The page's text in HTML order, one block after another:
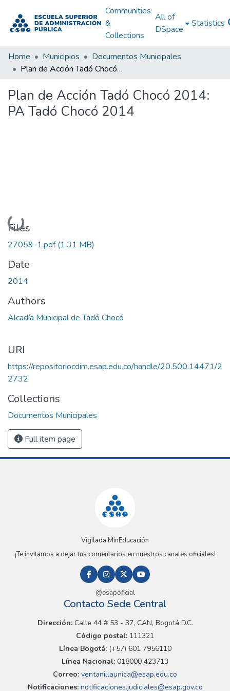
Communities
&
Collections
All of
DSpace
Statistics
Home Municipios
Documentos Municipales
Plan de Acción Tadó Chocó 2014: PA Tadó Chocó 2014
Plan de Acción Tadó Chocó 2014:
PA Tadó Chocó 2014
Loading...
Files
27059-1.pdf(1.31 MB)
Date
2014
Authors
Alcadía Municipal de Tadó Chocó
URI
https://repositoriocdim.esap.edu.co/handle/20.500.14471/2
2732
Collections
Documentos Municipales
Full item page
Vigilada MinEducación
¡Te invitamos a dejar tus comentarios en nuestros canales oficiales!
@esapoficial
Contacto Sede Central
Dirección:Calle 44 # 53 - 37, CAN, Bogotá D.C.
Código postal: 111321
Línea Bogotá:(+57) 601 7956110
Línea Nacional: 018000 423713
Correo: ventanillaunica@esap.edu.co
Notificaciones:notificaciones.judiciales@esap.gov.co